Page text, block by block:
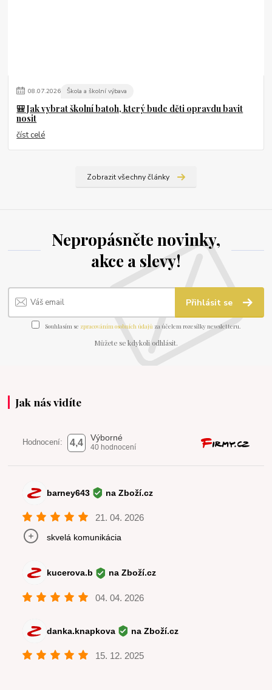
08.07.2026 Škola a školní výbava
🎒 Jak vybrat školní batoh, který bude děti opravdu bavit
nosit
číst celé
Zobrazit všechny články
Nepropásněte novinky,
akce a slevy!
Přihlásit se
Souhlasím se zpracováním osobních údajů za účelem rozesílky newsletteru.
Můžete se kdykoli odhlásit.
Jak nás vidíte